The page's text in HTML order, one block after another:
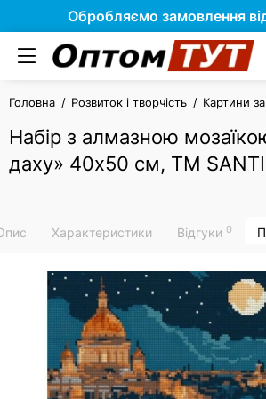
Обробляємо замовлення
Головна Розвиток і творчість Картини
Набір з алмазною
даху» 40х50 см, ТМ SANTI
Характеристики Відгуки 0